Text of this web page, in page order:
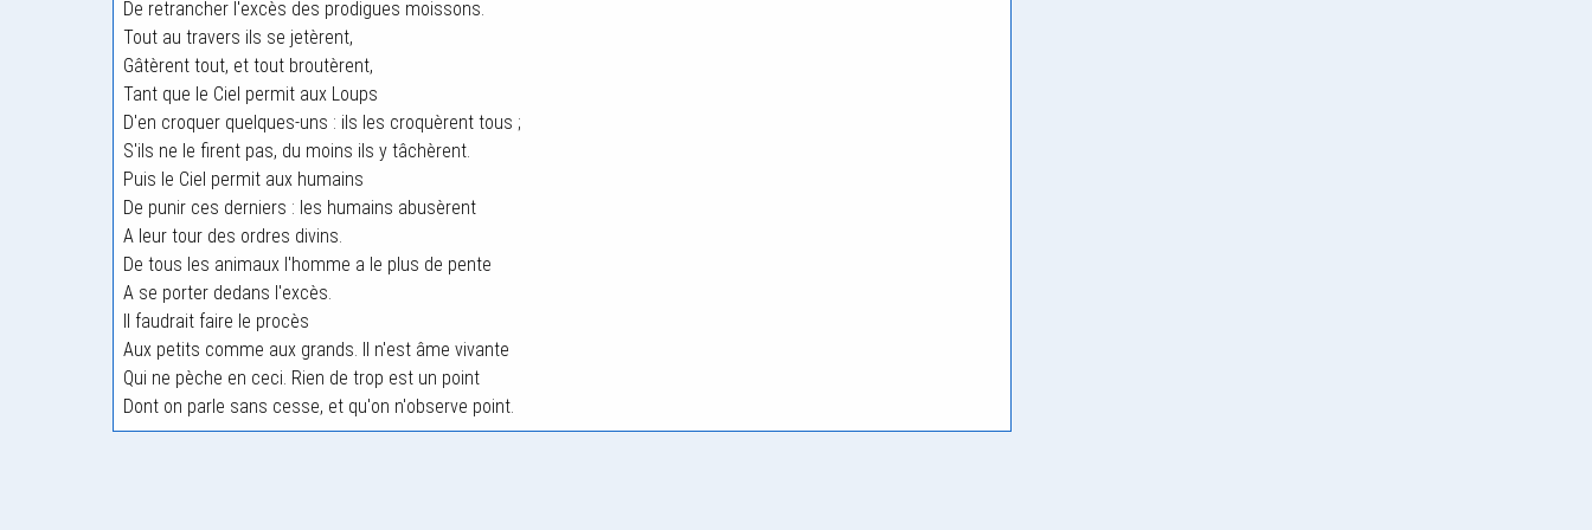
De retrancher l'excès des prodigues moissons.
Tout au travers ils se jetèrent,
Gâtèrent tout, et tout broutèrent,
Tant que le Ciel permit aux Loups
D'en croquer quelques-uns : ils les croquèrent tous ;
S'ils ne le firent pas, du moins ils y tâchèrent.
Puis le Ciel permit aux humains
De punir ces derniers : les humains abusèrent
A leur tour des ordres divins.
De tous les animaux l'homme a le plus de pente
A se porter dedans l'excès.
Il faudrait faire le procès
Aux petits comme aux grands. Il n'est âme vivante
Qui ne pèche en ceci. Rien de trop est un point
Dont on parle sans cesse, et qu'on n'observe point.